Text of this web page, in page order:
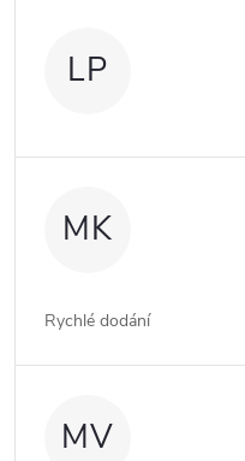
LP
MK
Rychlé dodání
MV